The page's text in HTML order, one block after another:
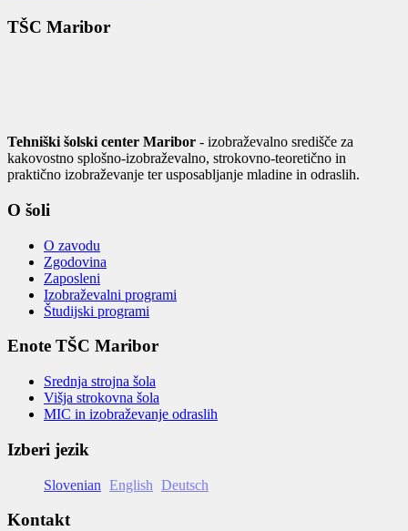
TŠC Maribor
Tehniški šolski center Maribor - izobraževalno središče za
kakovostno splošno-izobraževalno, strokovno-teoretično in
praktično izobraževanje ter usposabljanje mladine in odraslih.
O šoli
O zavodu
Zgodovina
Zaposleni
Izobraževalni programi
Študijski programi
Enote TŠC Maribor
Srednja strojna šola
Višja strokovna šola
MIC in izobraževanje odraslih
Izberi jezik
Slovenian English Deutsch
Kontakt